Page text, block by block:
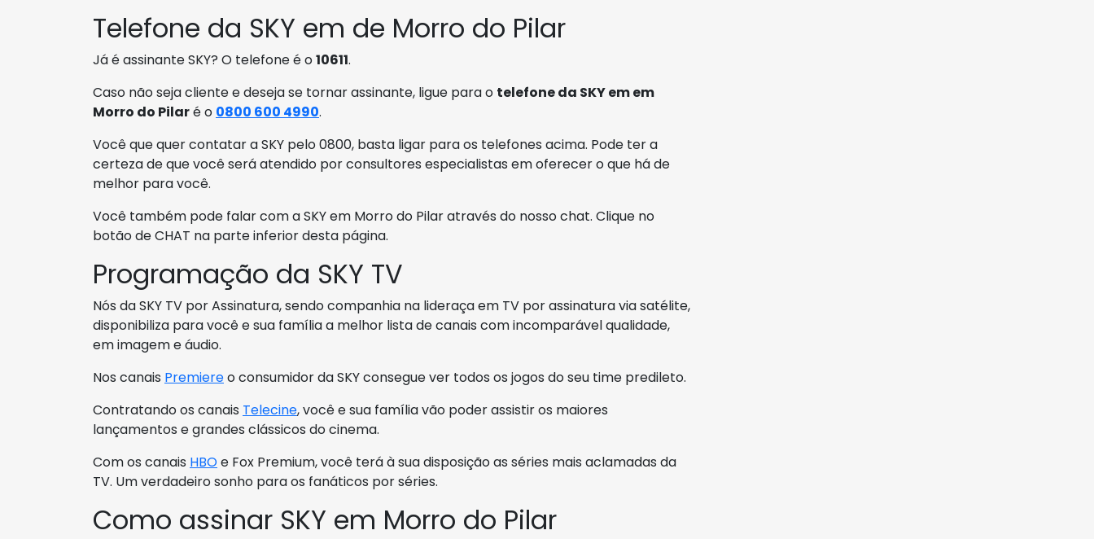
Telefone da SKY em de Morro do Pilar
Já é assinante SKY? O telefone é o10611.
Caso não seja cliente e deseja se tornar assinante, ligue para o telefone da SKY em em
Morro do Pilaré o 0800 600 4990.
Você que quer contatar a SKY pelo 0800, basta ligar para os telefones acima. Pode ter a
certeza de que você será atendido por consultores especialistas em oferecer o que há de
melhor para você.
Você também pode falar com a SKY em Morro do Pilar através do nosso chat. Clique no
botão de CHAT na parte inferior desta página.
Programação da SKY TV
Nós da SKY TV por Assinatura, sendo companhia na lideraça em TV por assinatura via satélite,
disponibiliza para você e sua família a melhor lista de canais com incomparável qualidade,
em imagem e áudio.
Nos canais Premiereo consumidor da SKY consegue ver todos os jogos do seu time predileto.
Contratando os canais Telecine, você e sua família vão poder assistir os maiores
lançamentos e grandes clássicos do cinema.
Com os canais HBOe Fox Premium, você terá à sua disposição as séries mais aclamadas da
TV. Um verdadeiro sonho para os fanáticos por séries.
Como assinar SKY em Morro do Pilar